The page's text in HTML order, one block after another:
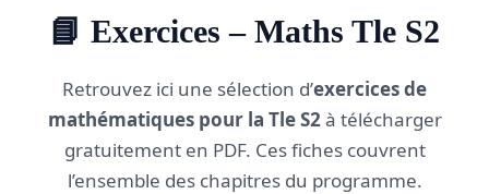
📘 Exercices – Maths Tle S2
Retrouvez ici une sélection d’exercices de
mathématiques pour la Tle S2à télécharger
gratuitement en PDF. Ces fiches couvrent
l’ensemble des chapitres du programme.